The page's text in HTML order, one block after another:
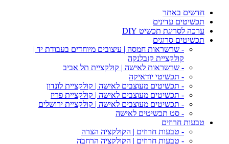
חדשים באתר
תכשיטים עדינים
ערכה לסריגת תכשיט DIY
תכשיטים סרוגים
- שרשראות חמסה | עיצובים מיוחדים בעבודת יד |
קולקציית קזבלנקה
- שרשראות לאישה | קולקציית תל אביב
- תכשיטי יודאיקה
- תכשיטים מעוצבים לאישה | קולקציית לונדון
- תכשיטים מעוצבים לאישה | קולקציית פריז
- תכשיטים מעוצבים לאישה | קולקציית ירושלים
- סט תכשיטים לאישה
טבעות חרוזים
- טבעות חרוזים | הקולקציה הצרה
- טבעות חרוזים | הקולקציה הרחבה